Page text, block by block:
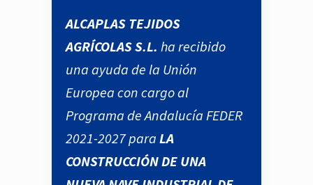
ALCAPLAS TEJIDOS
AGRÍCOLAS S.L. ha recibido
una ayuda de la Unión
Europea con cargo al
Programa de Andalucía FEDER
2021-2027 para LA
CONSTRUCCIÓN DE UNA